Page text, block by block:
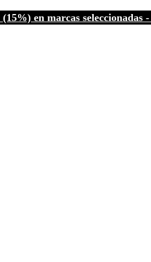
en marcas seleccionadas